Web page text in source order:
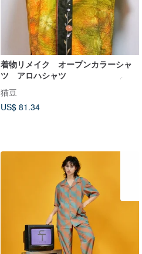
着物リメイク オープンカラーシャ
ツ アロハシャツ
猫豆
US$ 81.34